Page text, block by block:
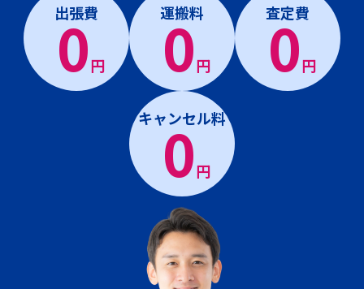
出張費
0円
運搬料
0円
査定費
0円
キャンセル料
0円